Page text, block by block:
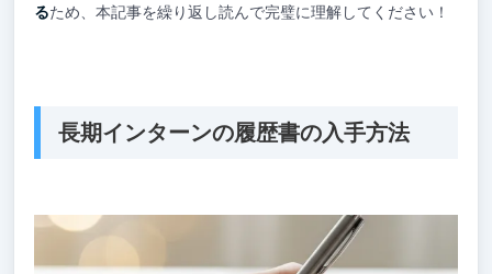
るため、本記事を繰り返し読んで完璧に理解してください！
長期インターンの履歴書の入手方法